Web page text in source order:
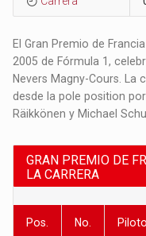
El Gran Premio de
2005 de Fórmula 1,
Nevers Magny-Cours. La
desde la pole position
Räikkönen y Michael
GRAN PREMIO DE
LA CARRERA
Pos. No. Piloto